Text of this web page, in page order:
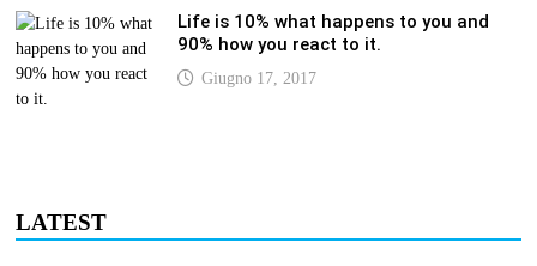
Life is 10% what happens to you and
90% how you react to it.
Giugno 17, 2017
LATEST